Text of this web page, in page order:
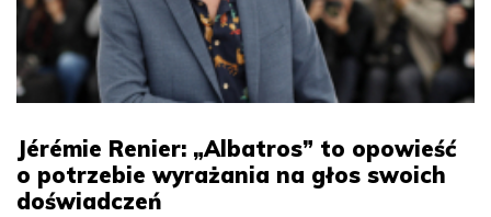
Jérémie Renier: „Albatros” to opowieść
o potrzebie wyrażania na głos swoich
doświadczeń